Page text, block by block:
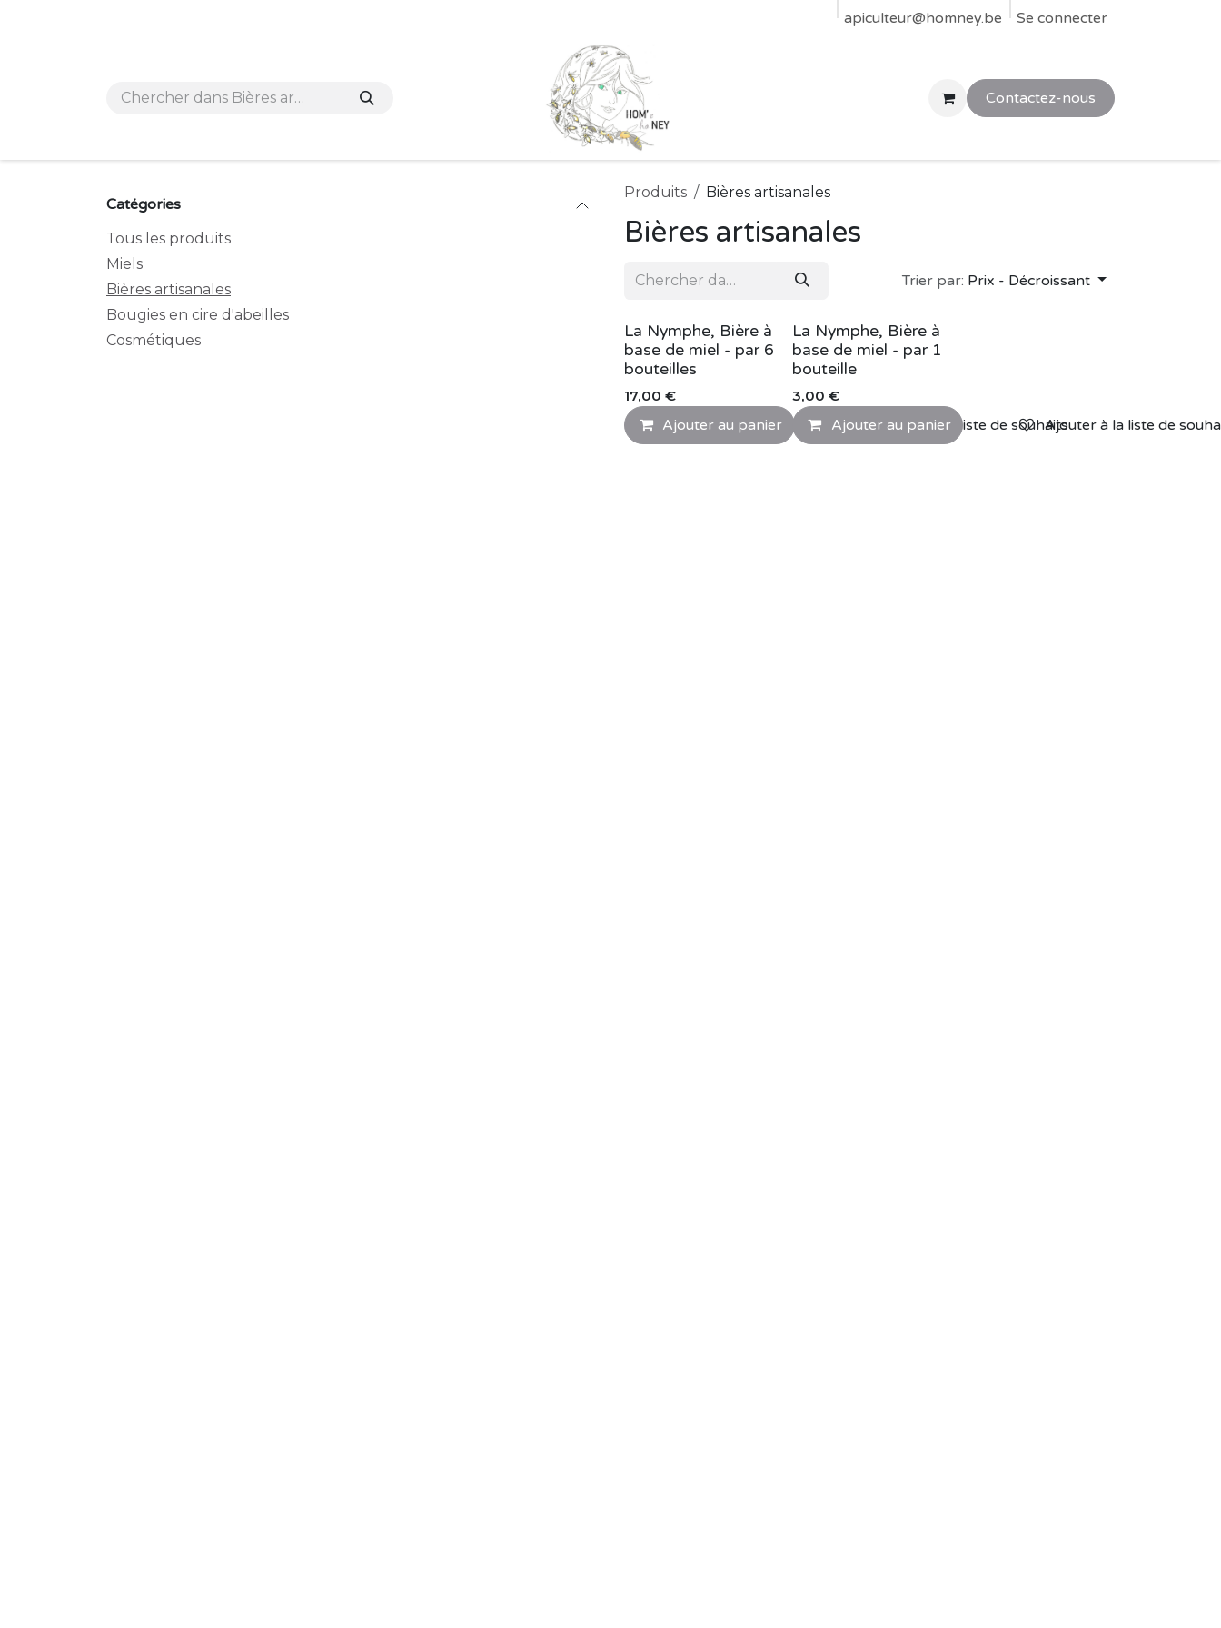
Parrainer ou accueillir une ruche chez vous
apiculteur@homney.be Se connecter
Contactez-nous
Catégories
Tous les produits
Miels
Bières artisanales
Bougies en cire d'abeilles
Cosmétiques
Produits Bières artisanales
Bières artisanales
Trier par: Prix - Décroissant
La Nymphe, Bière à
base de miel - par 6
bouteilles
17,00 €
Ajouter au panier Ajouter à la liste de souhaits
La Nymphe, Bière à
base de miel - par 1
bouteille
3,00 €
Ajouter au panier Ajouter à la liste de